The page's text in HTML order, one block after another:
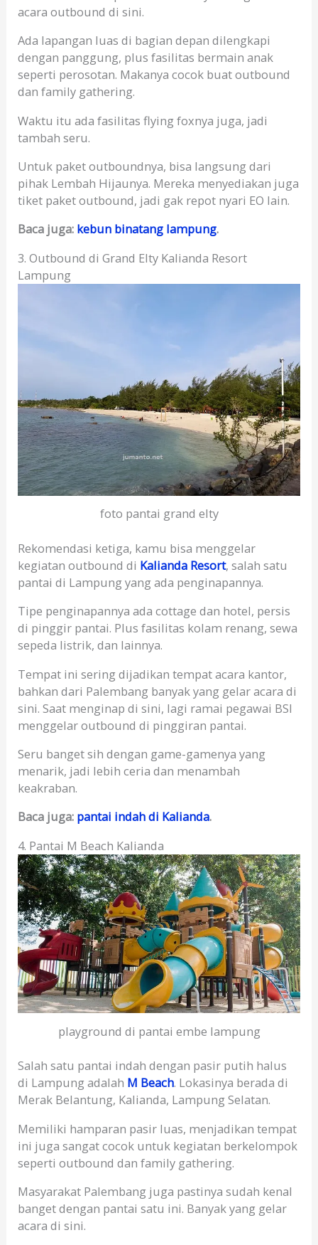
acara outbound di sini.
Ada lapangan luas di bagian depan dilengkapi
dengan panggung, plus fasilitas bermain anak
seperti perosotan. Makanya cocok buat outbound
dan family gathering.
Waktu itu ada fasilitas flying foxnya juga, jadi
tambah seru.
Untuk paket outboundnya, bisa langsung dari
pihak Lembah Hijaunya. Mereka menyediakan juga
tiket paket outbound, jadi gak repot nyari EO lain.
Baca juga: kebun binatang lampung.
3. Outbound di Grand Elty Kalianda Resort
Lampung
foto pantai grand elty
Rekomendasi ketiga, kamu bisa menggelar
kegiatan outbound di Kalianda Resort, salah satu
pantai di Lampung yang ada penginapannya.
Tipe penginapannya ada cottage dan hotel, persis
di pinggir pantai. Plus fasilitas kolam renang, sewa
sepeda listrik, dan lainnya.
Tempat ini sering dijadikan tempat acara kantor,
bahkan dari Palembang banyak yang gelar acara di
sini. Saat menginap di sini, lagi ramai pegawai BSI
menggelar outbound di pinggiran pantai.
Seru banget sih dengan game-gamenya yang
menarik, jadi lebih ceria dan menambah
keakraban.
Baca juga: pantai indah di Kalianda.
4. Pantai M Beach Kalianda
playground di pantai embe lampung
Salah satu pantai indah dengan pasir putih halus
di Lampung adalah M Beach. Lokasinya berada di
Merak Belantung, Kalianda, Lampung Selatan.
Memiliki hamparan pasir luas, menjadikan tempat
ini juga sangat cocok untuk kegiatan berkelompok
seperti outbound dan family gathering.
Masyarakat Palembang juga pastinya sudah kenal
banget dengan pantai satu ini. Banyak yang gelar
acara di sini.